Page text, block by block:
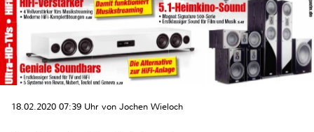
18.02.2020 07:39 Uhr von Jochen Wieloch